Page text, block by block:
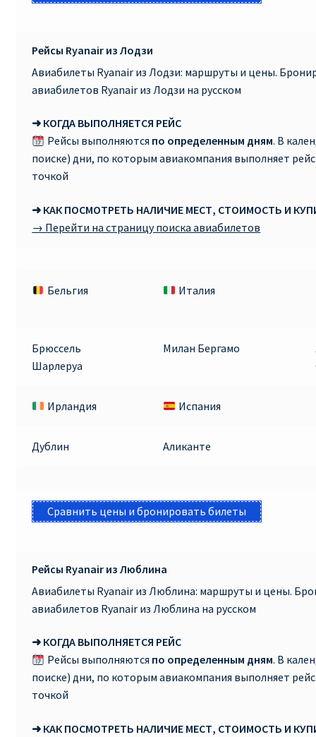
Рейсы Ryanair из Лодзи
Авиабилеты Ryanair из Лодзи: маршруты и цены.
авиабилетов Ryanair из Лодзи на русском
➜ КОГДА ВЫПОЛНЯЕТСЯ РЕЙС
Рейсы выполняются по определенным дням. В
поиске) дни, по которым авиакомпания выполняет
точкой
➜ КАК ПОСМОТРЕТЬ НАЛИЧИЕ МЕСТ, СТОИМОСТЬ И
→ Перейти на страницу поиска авиабилетов
Бельгия
Италия
Брюссель
Шарлеруа
Милан Бергамо
Ирландия Испания
Дублин Аликанте
Сравнить цены и бронировать билеты
Рейсы Ryanair из Люблина
Авиабилеты Ryanair из Люблина: маршруты и цены.
авиабилетов Ryanair из Люблина на русском
➜ КОГДА ВЫПОЛНЯЕТСЯ РЕЙС
Рейсы выполняются по определенным дням. В
поиске) дни, по которым авиакомпания выполняет
точкой
➜ КАК ПОСМОТРЕТЬ НАЛИЧИЕ МЕСТ, СТОИМОСТЬ И